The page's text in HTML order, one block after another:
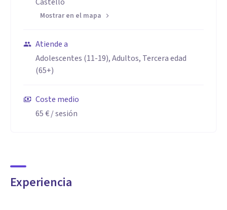
Mostrar en el mapa
Atiende a
Adolescentes (11-19), Adultos, Tercera edad
(65+)
Coste medio
65 €/ sesión
Experiencia